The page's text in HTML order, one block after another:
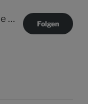
Das Phantastische Projekt - PHAN.PRO Folgen